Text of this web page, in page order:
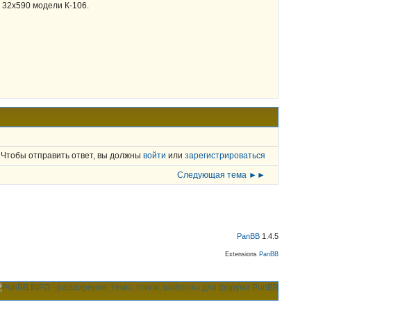
модели К-106.
Чтобы отправить ответ, вы должны войти или зарегистрироваться
Следующая тема ►►
PanBB 1.4.5
Extensions PanBB